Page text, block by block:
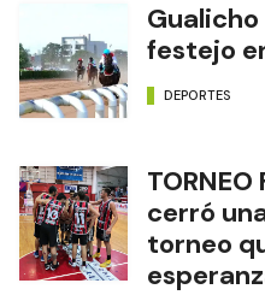
festejo
DEPORTES
cerró
torneo